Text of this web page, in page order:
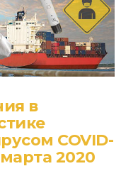
в
COVID-
2020